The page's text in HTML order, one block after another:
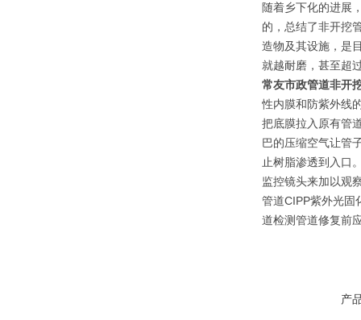
随着乡下化的进展
的，总结了非开挖
造物及其设施，是
就越耐磨，甚至超
常友市政管道非开
性内膜和防紫外线
把底膜拉入原有管
巴的压缩空气让管
止树脂渗透到入口
监控镜头来加以观
管道CIPP紫外光固
道检测管道修复前
产